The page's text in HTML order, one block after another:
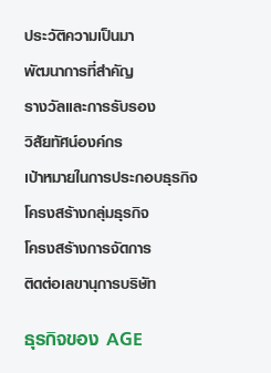
ประวัติความเป็นมา
พัฒนาการที่สำคัญ
รางวัลและการรับรอง
วิสัยทัศน์องค์กร
เป้าหมายในการประกอบธุรกิจ
โครงสร้างกลุ่มธุรกิจ
โครงสร้างการจัดการ
ติดต่อเลขานุการบริษัท
ธุรกิจของ AGE